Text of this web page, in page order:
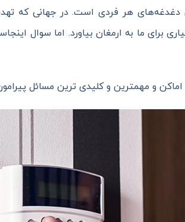
دغدغه‌های هر فردی است. در جهانی که
برای ما به ارمغان بیاورد. اما سوال
اماکن و مهمترین و کلیدی ترین مسائل